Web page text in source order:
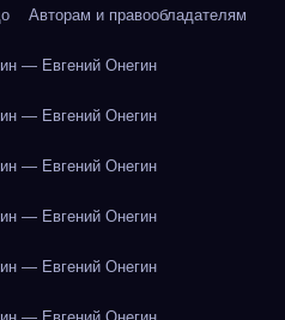
Авторам и правообладателям
— Евгений Онегин
— Евгений Онегин
— Евгений Онегин
— Евгений Онегин
— Евгений Онегин